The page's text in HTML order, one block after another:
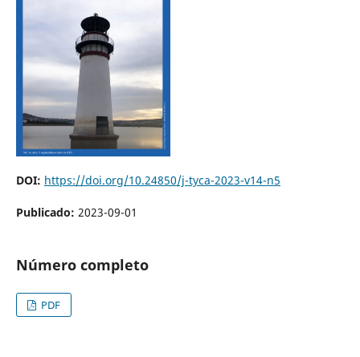
DOI: https://doi.org/10.24850/j-tyca-2023-v14-n5
Publicado: 2023-09-01
Número completo
PDF